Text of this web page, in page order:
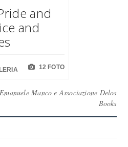
and
and
12 FOTO
Manco e Associazione Delos
Books